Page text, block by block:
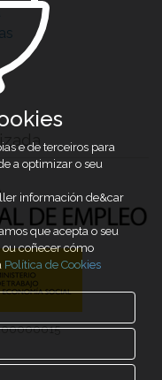
e de terceiros para
a optimizar o seu
información de&car
que acepta o seu
coñecer cómo
Política de Cookies